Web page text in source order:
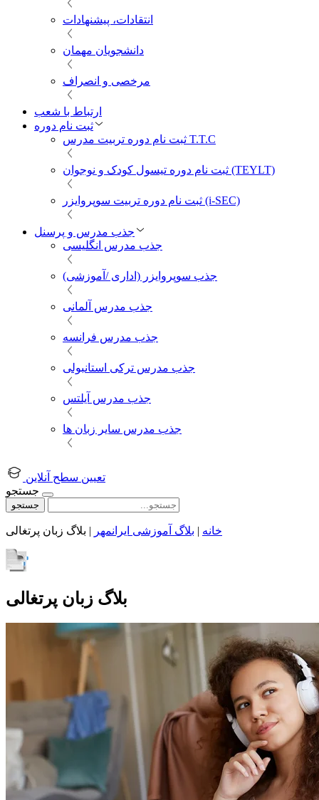
انتقادات، پیشنهادات
دانشجویان مهمان
مرخصی و انصراف
ارتباط با شعب
ثبت نام دوره
ثبت نام دوره تربیت مدرس T.T.C
ثبت نام دوره تیسول کودک و نوجوان (TEYLT)
ثبت نام دوره تربیت سوپروایزر (i-SEC)
جذب مدرس و پرسنل
جذب مدرس انگلیسی
جذب سوپروایزر (اداری /آموزشی)
جذب مدرس آلمانی
جذب مدرس فرانسه
جذب مدرس ترکی استانبولی
جذب مدرس آیلتس
جذب مدرس سایر زبان ها
تعیین سطح آنلاین
جستجو
جستجو
خانه | بلاگ آموزشی ایرانمهر | بلاگ زبان پرتغالی
بلاگ زبان پرتغالی